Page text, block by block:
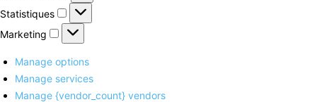
Statistiques
Statistiques
Marketing
Marketing
Manage options
Manage services
Manage {vendor_count} vendors